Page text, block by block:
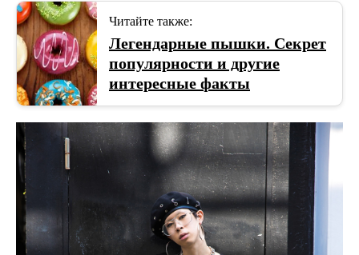
Читайте также:
Легендарные пышки. Секрет
популярности и другие
интересные факты